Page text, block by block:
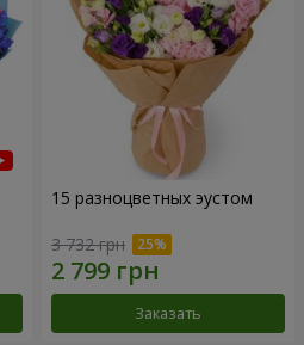
15 разноцветных эустом
3 732 грн
Заказать